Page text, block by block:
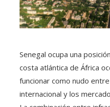
Senegal ocupa una
costa atlántica de África
funcionar como nudo
internacional y los